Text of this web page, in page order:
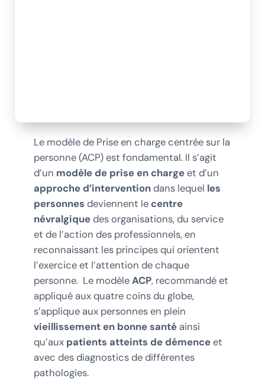
Le modèle de Prise en charge centrée sur la
personne (ACP) est fondamental. Il s’agit
d’un modèle de prise en chargeet d’un
approche d’interventiondans lequel les
personnes deviennent le centre
névralgiquedes organisations, du service
et de l’action des professionnels, en
reconnaissant les principes qui orientent
l’exercice et l’attention de chaque
personne. Le modèleACP, recommandé et
appliqué aux quatre coins du globe,
s’applique aux personnes en plein
vieillissement en bonne santéainsi
qu’aux patients atteints de démenceet
avec des diagnostics de différentes
pathologies.